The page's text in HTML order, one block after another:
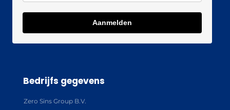
Aanmelden
Bedrijfs gegevens
Zero Sins Group B.V.